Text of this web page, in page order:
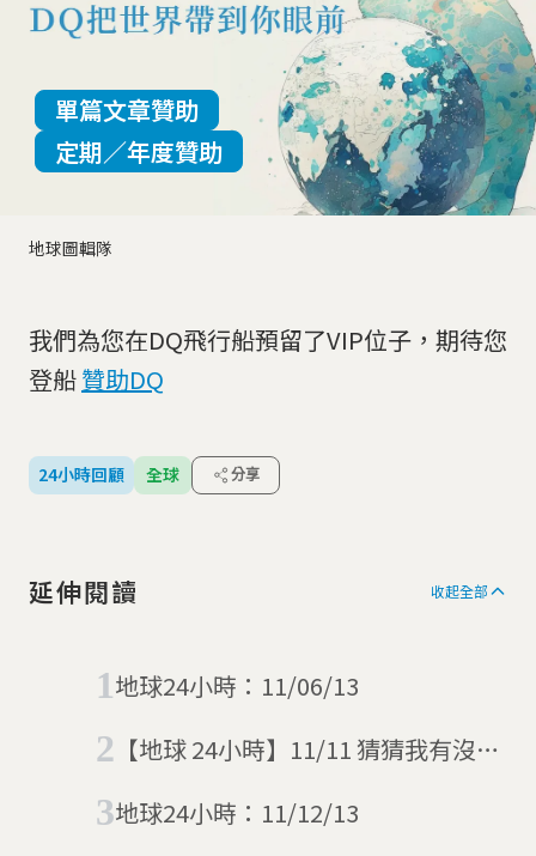
地球圖輯隊
單篇文章贊助
定期／年度贊助
我們為您在DQ飛行船預留了VIP位子，期待您
登船贊助DQ
24小時回顧 全球 分享
延伸閱讀 收起全部
地球24小時：11/06/13
【地球 24小時】11/11 猜猜我有沒有
地球24小時：11/12/13